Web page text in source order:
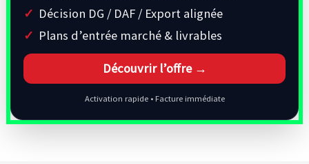
Décision DG / DAF / Export alignée
Plans d’entrée marché & livrables
Découvrir l’offre →
Activation rapide • Facture immédiate